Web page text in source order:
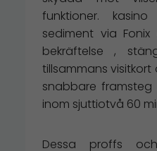
funktioner.
sediment via
bekräftelse ,
tillsammans
snabbare framsteg
inom sjuttiotvå 60
Dessa proffs